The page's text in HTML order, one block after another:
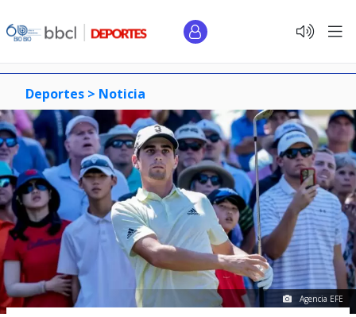
Deportes > Noticia
Agencia EFE